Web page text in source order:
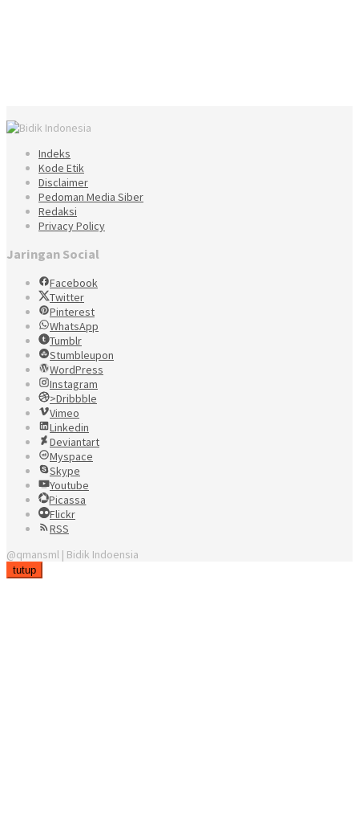
Indeks
Kode Etik
Disclaimer
Pedoman Media Siber
Redaksi
Privacy Policy
Jaringan Social
Facebook
Twitter
Pinterest
WhatsApp
Tumblr
Stumbleupon
WordPress
Instagram
>Dribbble
Vimeo
Linkedin
Deviantart
Myspace
Skype
Youtube
Picassa
Flickr
RSS
@qmansml | Bidik Indoensia
tutup